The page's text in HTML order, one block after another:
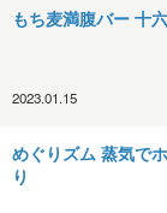
もち麦満腹バー 十
2023.01.15
めぐりズム 蒸気で
り